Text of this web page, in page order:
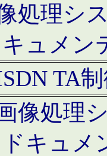
処理シ
ュメン
TA
像処理
キュメ